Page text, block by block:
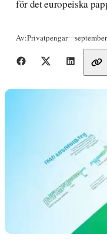
för det europeiska
Av:Privatpengar Publicerad
Dela med vänner